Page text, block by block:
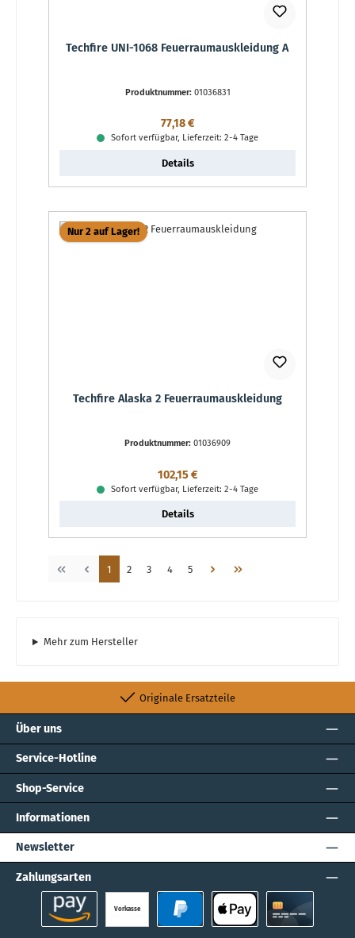
Techfire UNI-1068 Feuerraumauskleidung A
Produktnummer: 01036831
Regulärer Preis:
77,18 €
Sofort verfügbar, Lieferzeit: 2-4 Tage
Details
Nur 2 auf Lager!
Techfire Alaska 2 Feuerraumauskleidung
Produktnummer: 01036909
Regulärer Preis:
102,15 €
Sofort verfügbar, Lieferzeit: 2-4 Tage
Details
Seite
1 Seite
2 Seite
3 Seite
4 Seite
5
Mehr zum Hersteller
Originale Ersatzteile
Über uns
Service-Hotline
Shop-Service
Informationen
Newsletter
Zahlungsarten
Vorkasse